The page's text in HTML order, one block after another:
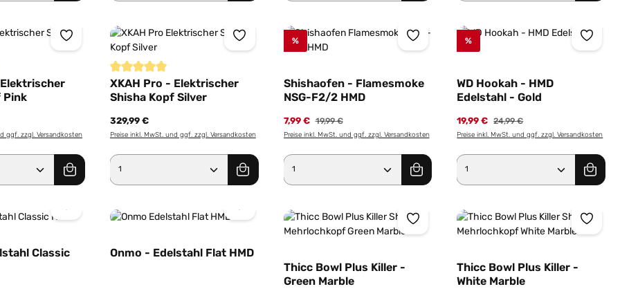
Bewertung von 5 von 5 Sternen
Pink
ggf. zzgl. Versandkosten
Gib den gewünschten Wert ein oder benutze die Schaltflächen um die
Durchschnittliche Bewertung von 5 von 5 Sternen
XKAH Pro - Elektrischer
Shisha Kopf Silver
329,99 €
Preise inkl. MwSt. und ggf. zzgl. Versandkosten
Produkt Anzahl: Gib den gewünschten Wert ein oder benutze die
%
Shishaofen - Flamesmoke
NSG-F2/2 HMD
7,99 € Regulärer Preis:
19,99 €
Preise inkl. MwSt. und ggf. zzgl. Versandkosten
Produkt Anzahl: Gib den gewünschten
%
WD Hookah - HMD
Edelstahl - Gold
19,99 € Regulärer Preis:
24,99 €
Preise inkl. MwSt. und ggf. zzgl. Versandkosten
Produkt Anzahl: Gib
Classic
Onmo - Edelstahl Flat HMD
Thicc Bowl Plus Killer -
Green Marble
Thicc Bowl Plus Killer -
White Marble